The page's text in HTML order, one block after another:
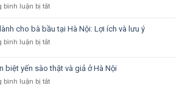
Nội
với
người
–
Yến
sào
bình luận bị tắtở
chưng
sào
giữ
cho bà bầu tại Hà Nội: Lợi ích và lưu ý
bình luận bị tắtở
dành
cho
biệt yến sào thật và giả ở Hà Nội
bình luận bị tắtở